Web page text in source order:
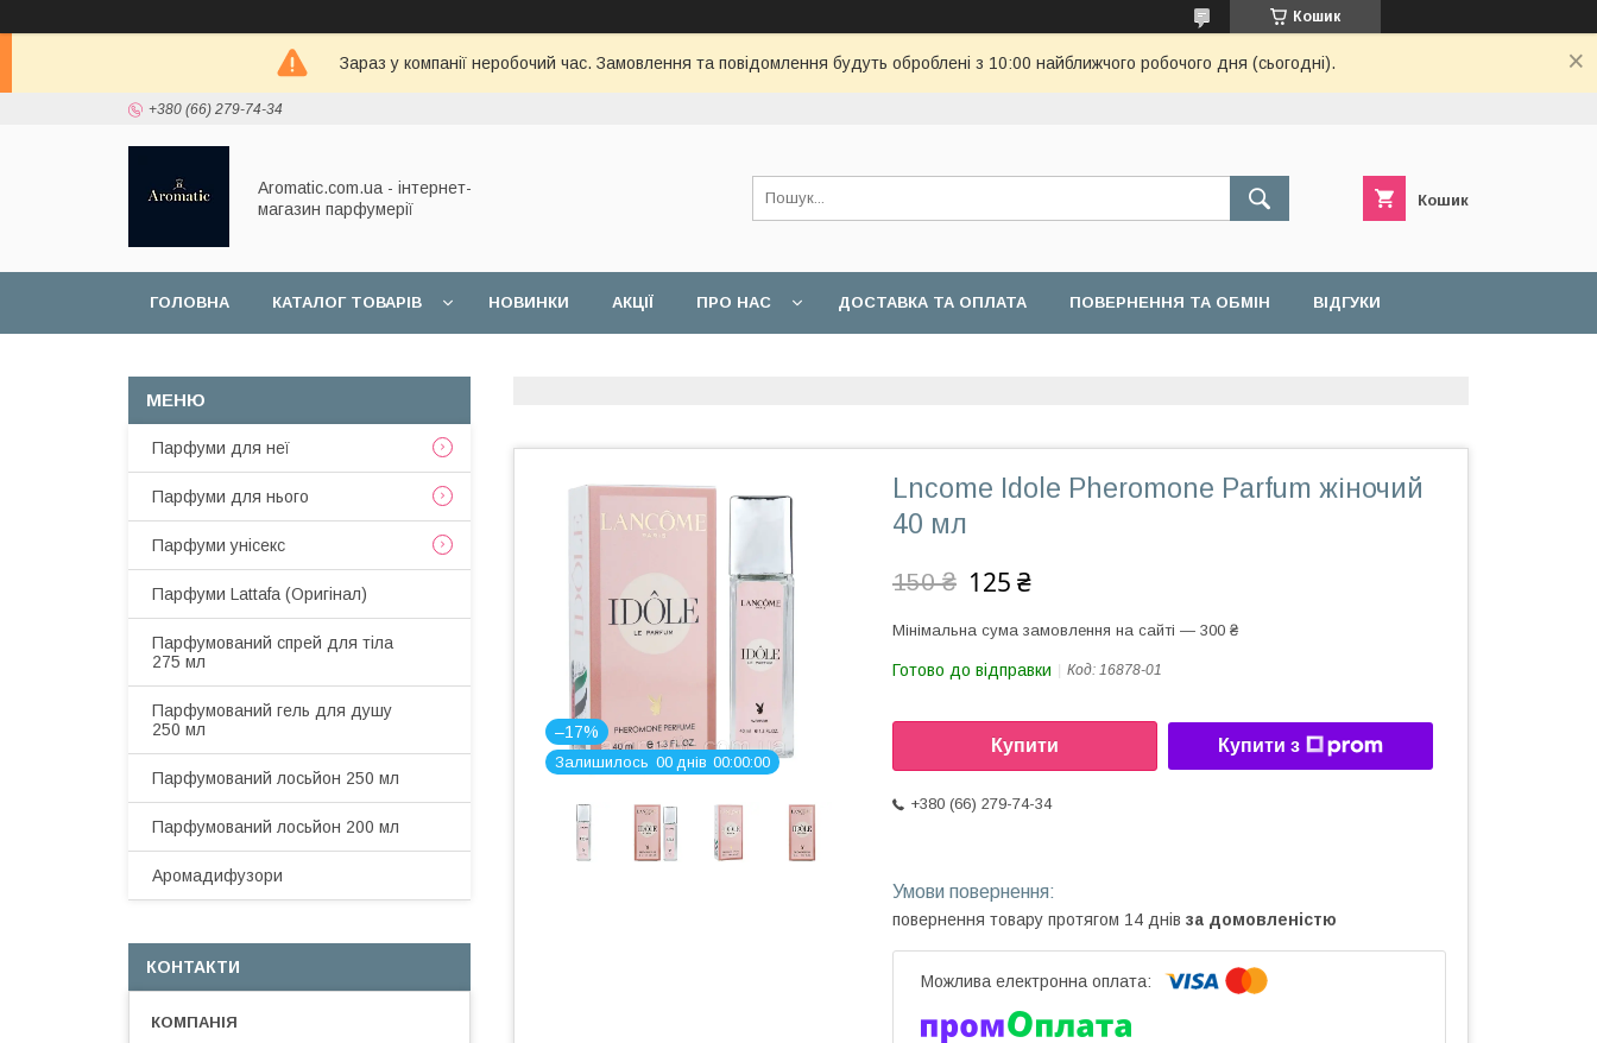
Кошик
Зараз у компанії неробочий час. Замовлення та повідомлення будуть оброблені з 10:00 найближчого робочого дня (сьогодні).
+380 (66) 279-74-34
Aromatic.com.ua - інтернет-
магазин парфумерії
Кошик
ГОЛОВНА КАТАЛОГ ТОВАРІВ НОВИНКИ АКЦІЇ ПРО НАС ДОСТАВКА ТА ОПЛАТА ПОВЕРНЕННЯ ТА ОБМІН ВІДГУКИ
–17%
Залишилось 00 днів 00 00 00
Lncome Idole Pheromone Parfum жіночий
40 мл
150 ₴ 125 ₴
Мінімальна сума замовлення на сайті — 300 ₴
Готово до відправки Код: 16878-01
Купити Купити з
+380 (66) 279-74-34
повернення товару протягом 14 днів за домовленістю
Парфуми для неї
Парфуми для нього
Парфуми унісекс
Парфуми Lattafa (Оригінал)
Парфумований спрей для тіла
275 мл
Парфумований гель для душу
250 мл
Парфумований лосьйон 250 мл
Парфумований лосьйон 200 мл
Аромадифузори
КОНТАКТИ